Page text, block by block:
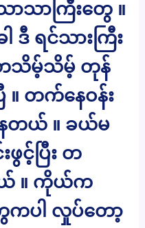
ာသာကြီးတွေ ။
ဒီ ရင်သားကြီး
တသိမ့်သိမ့် တုန်
။ တက်နေဝန်း
တယ် ။ ခယ်မ
င့်ပြီး တ
။ ကိုယ်က
ကပါ လှုပ်တော့